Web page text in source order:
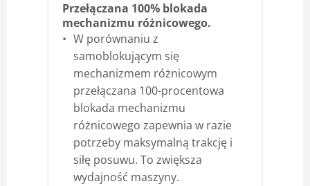
Przełączana 100% blokada
mechanizmu różnicowego.
W porównaniu z
samoblokującym się
mechanizmem różnicowym
przełączana 100-procentowa
blokada mechanizmu
różnicowego zapewnia w razie
potrzeby maksymalną trakcję i
siłę posuwu. To zwiększa
wydajność maszyny.